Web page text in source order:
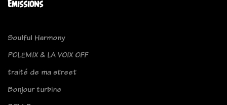
Emissions
Soulful Harmony
POLEMIX & LA VOIX OFF
traité de ma street
Bonjour turbine